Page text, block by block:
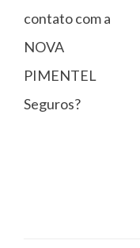
contato com a
NOVA
PIMENTEL
Seguros?